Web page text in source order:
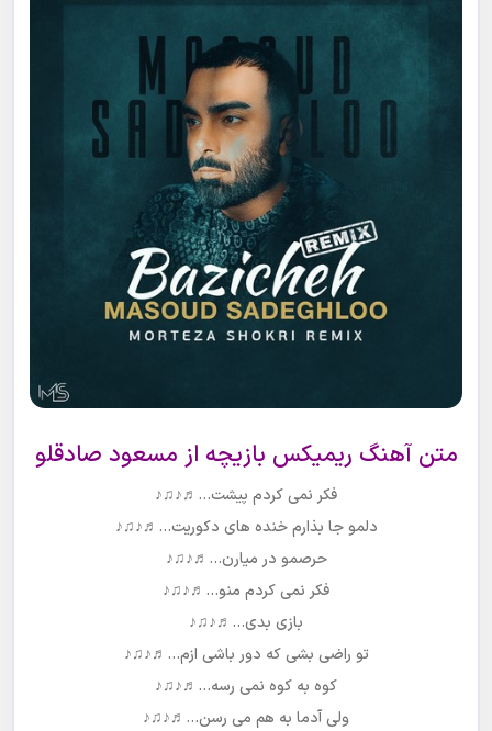
متن آهنگ ریمیکس بازیچه از مسعود صادقلو
فکر نمی کردم پیشت…♬♪♫♪
دلمو جا بذارم خنده های دکوریت…♬♪♫♪
حرصمو در میارن…♬♪♫♪
فکر نمی کردم منو…♬♪♫♪
بازی بدی…♬♪♫♪
تو راضی بشی که دور باشی ازم…♬♪♫♪
کوه به کوه نمی رسه…♬♪♫♪
ولی آدما به هم می رسن…♬♪♫♪